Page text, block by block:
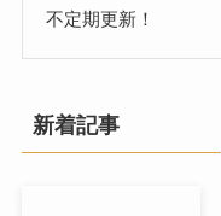
不定期更新！
新着記事